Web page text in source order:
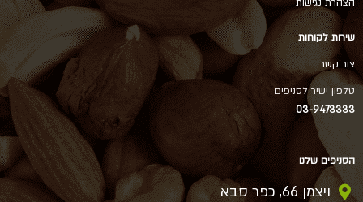
שירות לקוחות
צור קשר
טלפון ישיר לסניפים
03-9473333
הסניפים שלנו
ויצמן 66, כפר סבא